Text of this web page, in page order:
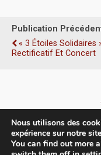
Publication
« 3 Étoiles Solidaires
Rectificatif Et Concert
Mobile
Nous utilisons des
expérience sur notre
You can find out more